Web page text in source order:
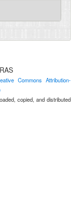
Commons Attribution-
copied, and distributed